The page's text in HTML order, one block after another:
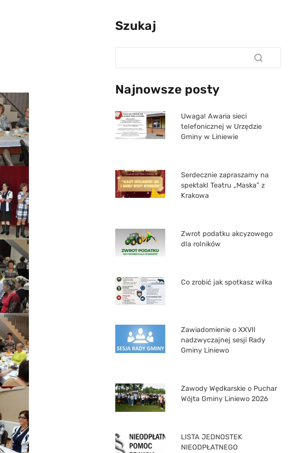
Szukaj
Najnowsze posty
Uwaga! Awaria sieci
telefonicznej w Urzędzie
Gminy w Liniewie
Serdecznie zapraszamy na
spektakl Teatru „Maska” z
Krakowa
Zwrot podatku akcyzowego
dla rolników
Co zrobić jak spotkasz wilka
Zawiadomienie o XXVII
nadzwyczajnej sesji Rady
Gminy Liniewo
Zawody Wędkarskie o Puchar
Wójta Gminy Liniewo 2026
LISTA JEDNOSTEK
NIEODPŁATNEGO